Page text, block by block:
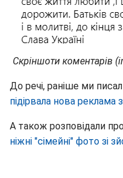
Скріншоти коментарів
До речі, раніше ми
підірвала нова реклама
А також розповідали
ніжні "сімейні" фото зі